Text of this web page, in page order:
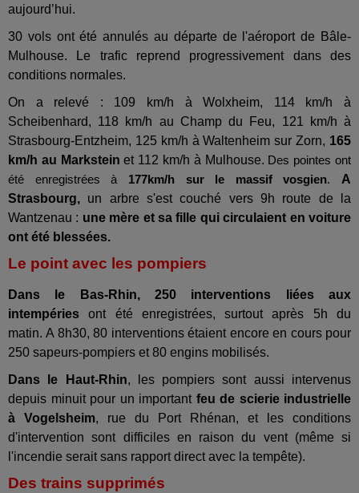
aujourd’hui.
30 vols ont été annulés au départe de l'aéroport de Bâle-
Mulhouse. Le trafic reprend progressivement dans des
conditions normales.
On a relevé : 109 km/h à Wolxheim, 114 km/h à
Scheibenhard, 118 km/h au Champ du Feu, 121 km/h à
Strasbourg-Entzheim, 125 km/h à Waltenheim sur Zorn, 165
km/h au Markstein et 112 km/h à Mulhouse. Des pointes ont
été enregistrées à 177km/h sur le massif vosgien. A
Strasbourg, un arbre s'est couché vers 9h route de la
Wantzenau : une mère et sa fille qui circulaient en voiture
ont été blessées.
Le point avec les pompiers
Dans le Bas-Rhin, 250 interventions liées aux
intempéries ont été enregistrées, surtout après 5h du
matin. A 8h30, 80 interventions étaient encore en cours pour
250 sapeurs-pompiers et 80 engins mobilisés.
Dans le Haut-Rhin, les pompiers sont aussi intervenus
depuis minuit pour un importantfeu de scierie industrielle
à Vogelsheim, rue du Port Rhénan, et les conditions
d'intervention sont difficiles en raison du vent (même si
l'incendie serait sans rapport direct avec la tempête).
Des trains supprimés